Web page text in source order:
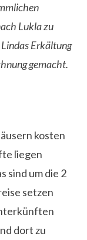
Lukla zu
Erkältung
gemacht.
kosten
liegen
sind um die 2
setzen
dort zu